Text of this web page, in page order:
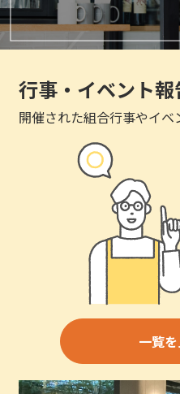
行事・イベント報
開催された組合行事やイベ
一覧